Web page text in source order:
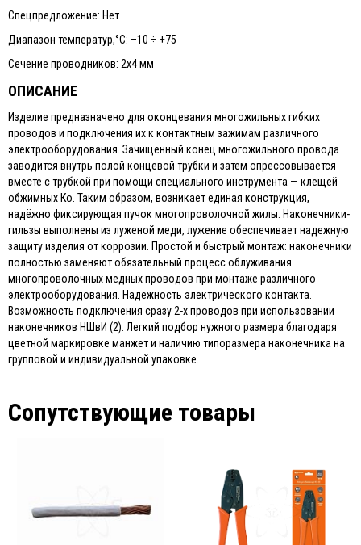
Спецпредложение: Нет
Диапазон температур,°С: –10 ÷ +75
Сечение проводников: 2х4 мм
ОПИСАНИЕ
Изделие предназначено для оконцевания многожильных гибких
проводов и подключения их к контактным зажимам различного
электрооборудования. Зачищенный конец многожильного провода
заводится внутрь полой концевой трубки и затем опрессовывается
вместе с трубкой при помощи специального инструмента — клещей
обжимных Ко. Таким образом, возникает единая конструкция,
надёжно фиксирующая пучок многопроволочной жилы. Наконечники-
гильзы выполнены из луженой меди, лужение обеспечивает надежную
защиту изделия от коррозии. Простой и быстрый монтаж: наконечники
полностью заменяют обязательный процесс облуживания
многопроволочных медных проводов при монтаже различного
электрооборудования. Надежность электрического контакта.
Возможность подключения сразу 2-х проводов при использовании
наконечников НШвИ (2). Легкий подбор нужного размера благодаря
цветной маркировке манжет и наличию типоразмера наконечника на
групповой и индивидуальной упаковке.
Сопутствующие товары